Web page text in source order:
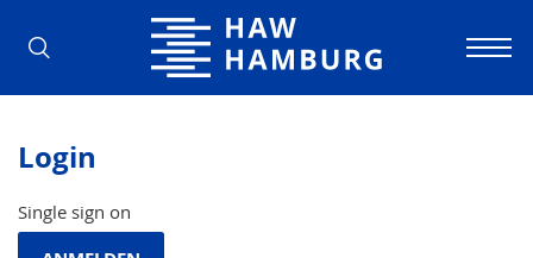
Hochschule für Angewandte
Login
Single sign on